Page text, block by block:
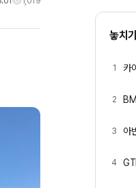
놓치
1 카
2
3
4